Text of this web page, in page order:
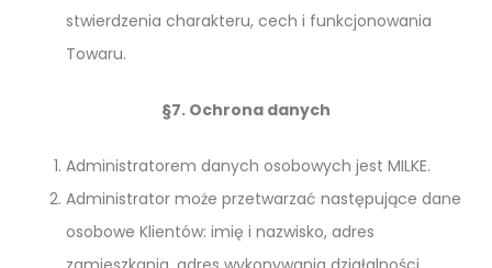
stwierdzenia charakteru, cech i funkcjonowania
Towaru.
§7. Ochrona danych
Administratorem danych osobowych jest MILKE.
Administrator może przetwarzać następujące dane
osobowe Klientów: imię i nazwisko, adres